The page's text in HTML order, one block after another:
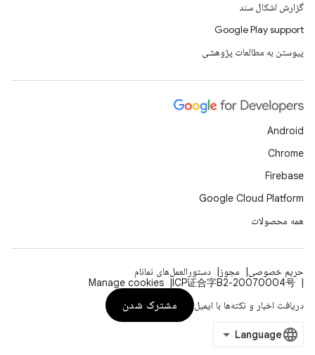
گزارش اشکال سند
Google Play support
پیوستن به مطالعات پژوهشی
Android
Chrome
Firebase
Google Cloud Platform
همه محصولات
حریم خصوصی مجوز
دستورالعمل‌های نمانام
ICP证合字B2-20070004号
Manage cookies
دریافت اخبار و نکته‌ها با ایمیل
مشترک شدن